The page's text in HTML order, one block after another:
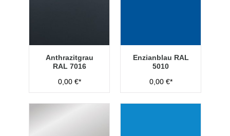
Anthrazitgrau
RAL 7016
0,00 €*
Enzianblau RAL
5010
0,00 €*